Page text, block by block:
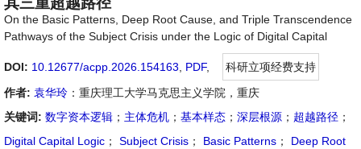
On the Basic Patterns, Deep Root Cause, and Triple Transcendence
Pathways of the Subject Crisis under the Logic of Digital Capital
DOI: 10.12677/acpp.2026.154163 PDF,
科研立项经费支持
作者: 袁华玲 ：重庆理工大学马克思主义学院，重庆
关键词: 数字资本逻辑 ； 主体危机 ； 基本样态 ； 深层根源 ； 超越路径 ；
Digital Capital Logic ； Subject Crisis ； Basic Patterns ；
Deep Root